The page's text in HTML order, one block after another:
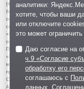
(Фонд борьбы с коррупцией,
большевистская партия»,
общенациональный союз»,
сектор», УНА-УНСО, УПА,
«Меджлис крымскотатарского
общероссийская
Признаны террористическими
«Исламское государство»
мусульмане», «Аль-Каида в
признана нежелательной
СМИ-иноагентами признаны:
Америки», радио «Свобода»,
аналитики:
хотите, чтобы ваши
или отключите
это может
Даю согласие на
ч.9 «Согласие
обработку его
соглашаюсь с
данных ,